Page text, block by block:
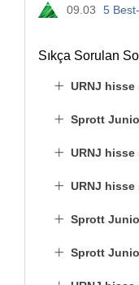
09.03
5
Sıkça Sorulan
URNJ
Sprott
URNJ hisse
URNJ hisse
Sprott
Sprott